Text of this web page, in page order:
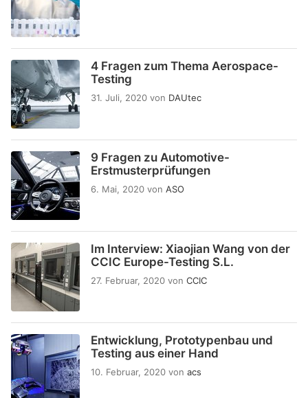
4 Fragen zum Thema Aerospace-
Testing
31. Juli, 2020 von DAUtec
9 Fragen zu Automotive-
Erstmusterprüfungen
6. Mai, 2020 von ASO
Im Interview: Xiaojian Wang von der
CCIC Europe-Testing S.L.
27. Februar, 2020 von CCIC
Entwicklung, Prototypenbau und
Testing aus einer Hand
10. Februar, 2020 von acs